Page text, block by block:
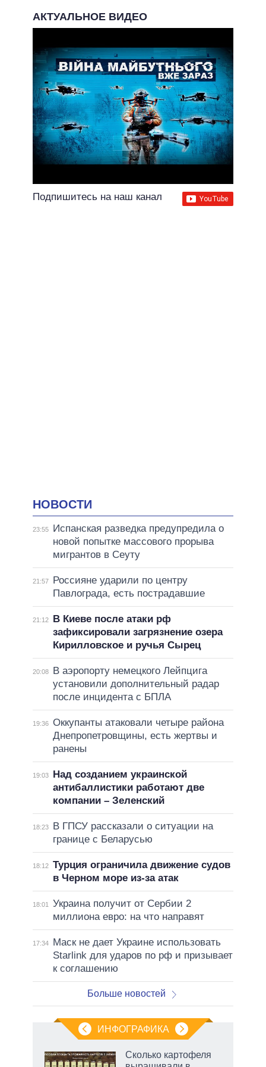
АКТУАЛЬНОЕ ВИДЕО
Подпишитесь на наш канал
НОВОСТИ
23:55
Испанская разведка предупредила о
новой попытке массового прорыва
мигрантов в Сеуту
21:57
Россияне ударили по центру
Павлограда, есть пострадавшие
21:12
В Киеве после атаки рф
зафиксировали загрязнение озера
Кирилловское и ручья Сырец
20:08
В аэропорту немецкого Лейпцига
установили дополнительный радар
после инцидента с БПЛА
19:36 Оккупанты атаковали четыре района
Днепропетровщины, есть жертвы и
ранены
19:03
Над созданием украинской
антибаллистики работают две
компании – Зеленский
18:23
В ГПСУ рассказали о ситуации на
границе с Беларусью
18:12 Турция ограничила движение судов
в Черном море из-за атак
18:01
Украина получит от Сербии 2
миллиона евро: на что направят
17:34
Маск не дает Украине использовать
Starlink для ударов по рф и призывает
к соглашению
Больше новостей
ИНФОГРАФИКА
Сколько картофеля